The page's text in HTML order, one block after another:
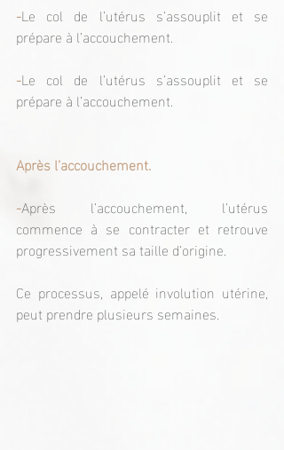
-Le col de l’utérus s’assouplit et se
prépare à l’accouchement.
-Le col de l’utérus s’assouplit et se
prépare à l’accouchement.
Après l’accouchement.
-Après l’accouchement, l’utérus
commence à se contracter et retrouve
progressivement sa taille d’origine.
Ce processus, appelé involution utérine,
peut prendre plusieurs semaines.